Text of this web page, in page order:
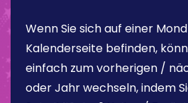
Wenn Sie sich auf einer
Kalenderseite befinden,
einfach zum vorherigen /
oder Jahr wechseln, indem